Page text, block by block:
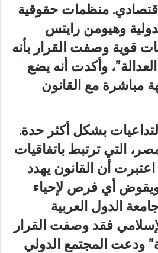
منظمات حقوقية
وهيومن رايتس
قوية وصفت القرار بأنه
وأكدت أنه يضع
مباشرة مع القانون
بشكل أكثر حدة.
التي ترتبط باتفاقيات
أن القانون يهدد
ويقوض أي فرص لإحياء
الدول العربية
فقد وصفت القرار
ودعت المجتمع الدولي